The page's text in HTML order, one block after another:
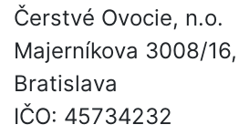
Čerstvé Ovocie, n.o.
Majerníkova 3008/
Bratislava
IČO: 45734232